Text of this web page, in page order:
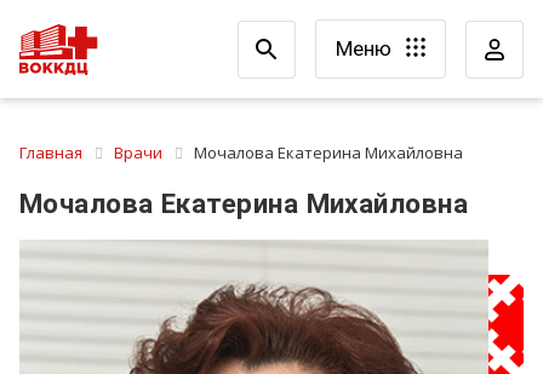
Меню
Главная Врачи Мочалова Екатерина Михайловна
Мочалова Екатерина Михайловна